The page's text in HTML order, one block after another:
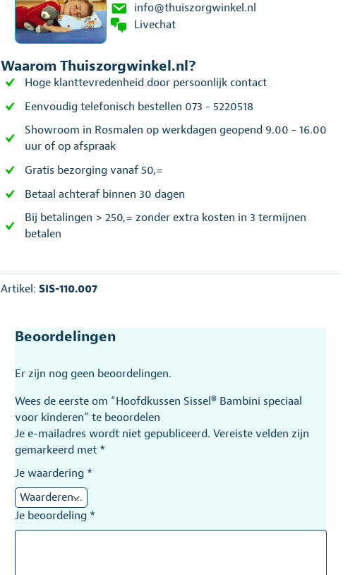
info@thuiszorgwinkel.nl
Livechat
Waarom Thuiszorgwinkel.nl?
Hoge klanttevredenheid door persoonlijk contact
Eenvoudig telefonisch bestellen 073 - 5220518
Showroom in Rosmalen op werkdagen geopend 9.00 - 16.00
uur of op afspraak
Gratis bezorging vanaf 50,=
Betaal achteraf binnen 30 dagen
Bij betalingen > 250,= zonder extra kosten in 3 termijnen
betalen
Artikel:SIS-110.007
Beoordelingen
Er zijn nog geen beoordelingen.
Wees de eerste om “Hoofdkussen Sissel® Bambini speciaal
voor kinderen” te beoordelen
Je e-mailadres wordt niet gepubliceerd. Vereiste velden zijn
gemarkeerd met *
Je waardering *
Je beoordeling *